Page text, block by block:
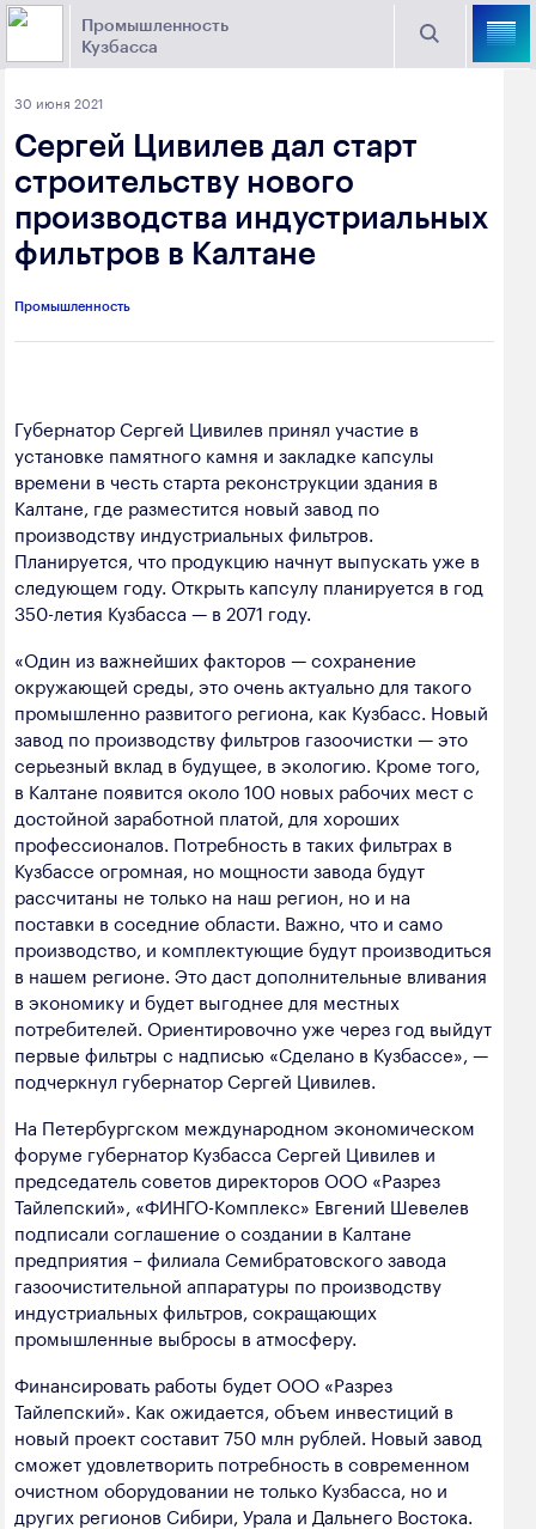
Промышленность
Кузбасса
Поиск
Найти
Торговая площадка Кузбасса
Выберите отрасль
Угольная промышленность
Химическая промышленность
Машиностроение
Промышленность строительных материалов
Добыча общераспространенных
полезных ископаемых
Лёгкая промышленность
Пищевая промышленность
Предприятия
Новости
промышленности
650000, г. Кемерово, пр. Советский, 63
+7 (3842) 58-78-61
dprom@ako.ru
Создание сайта — Мэйк
30 июня 2021
Сергей Цивилев дал старт
строительству нового
производства индустриальных
фильтров в Калтане
Промышленность
Губернатор Сергей Цивилев принял участие в
установке памятного камня и закладке капсулы
времени в честь старта реконструкции здания в
Калтане, где разместится новый завод по
производству индустриальных фильтров.
Планируется, что продукцию начнут выпускать уже в
следующем году. Открыть капсулу планируется в год
350-летия Кузбасса — в 2071 году.
«Один из важнейших факторов — сохранение
окружающей среды, это очень актуально для такого
промышленно развитого региона, как Кузбасс. Новый
завод по производству фильтров газоочистки — это
серьезный вклад в будущее, в экологию. Кроме того,
в Калтане появится около 100 новых рабочих мест с
достойной заработной платой, для хороших
профессионалов. Потребность в таких фильтрах в
Кузбассе огромная, но мощности завода будут
рассчитаны не только на наш регион, но и на
поставки в соседние области. Важно, что и само
производство, и комплектующие будут производиться
в нашем регионе. Это даст дополнительные вливания
в экономику и будет выгоднее для местных
потребителей. Ориентировочно уже через год выйдут
первые фильтры с надписью «Сделано в Кузбассе», —
подчеркнул губернатор Сергей Цивилев.
На Петербургском международном экономическом
форуме губернатор Кузбасса Сергей Цивилев и
председатель советов директоров ООО «Разрез
Тайлепский», «ФИНГО-Комплекс» Евгений Шевелев
подписали соглашение о создании в Калтане
предприятия – филиала Семибратовского завода
газоочистительной аппаратуры по производству
индустриальных фильтров, сокращающих
промышленные выбросы в атмосферу.
Финансировать работы будет ООО «Разрез
Тайлепский». Как ожидается, объем инвестиций в
новый проект составит 750 млн рублей. Новый завод
сможет удовлетворить потребность в современном
очистном оборудовании не только Кузбасса, но и
других регионов Сибири, Урала и Дальнего Востока.